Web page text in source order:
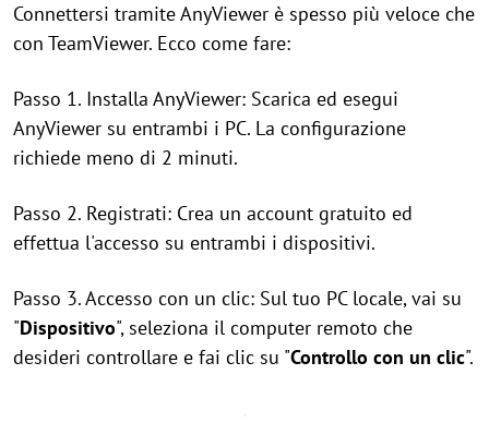
Connettersi tramite AnyViewer è spesso più veloce che
con TeamViewer. Ecco come fare:
Passo 1. Installa AnyViewer: Scarica ed esegui
AnyViewer su entrambi i PC. La configurazione
richiede meno di 2 minuti.
Passo 2. Registrati: Crea un account gratuito ed
effettua l'accesso su entrambi i dispositivi.
Passo 3. Accesso con un clic: Sul tuo PC locale, vai su
"Dispositivo", seleziona il computer remoto che
desideri controllare e fai clic su "Controllo con un clic".